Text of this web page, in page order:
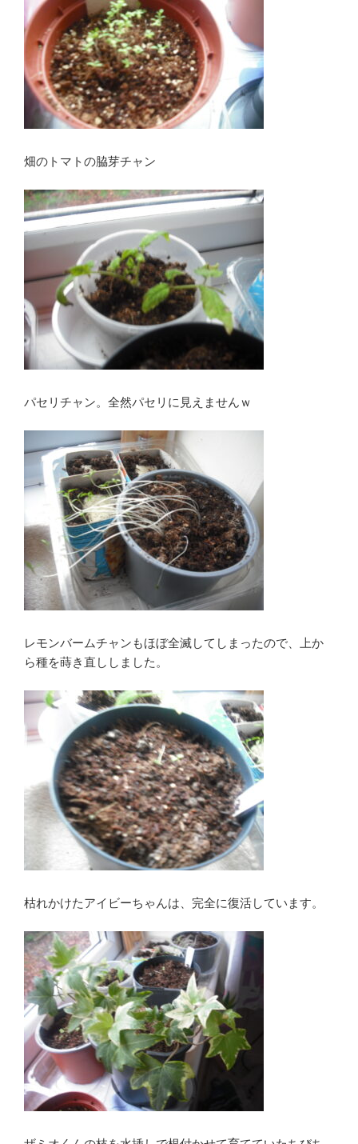
畑のトマトの脇芽チャン
パセリチャン。全然パセリに見えませんｗ
レモンバームチャンもほぼ全滅してしまったので、上か
ら種を蒔き直ししました。
枯れかけたアイビーちゃんは、完全に復活しています。